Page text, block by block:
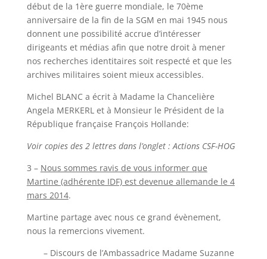
début de la 1ère guerre mondiale, le 70ème
anniversaire de la fin de la SGM en mai 1945 nous
donnent une possibilité accrue d’intéresser
dirigeants et médias afin que notre droit à mener
nos recherches identitaires soit respecté et que les
archives militaires soient mieux accessibles.
Michel BLANC a écrit à Madame la Chancelière
Angela MERKERL et à Monsieur le Président de la
République française François Hollande:
Voir copies des 2 lettres dans l’onglet : Actions CSF-HOG
3 – Nous sommes ravis de vous informer que
Martine (adhérente IDF) est devenue allemande le 4
mars 2014.
Martine partage avec nous ce grand évènement,
nous la remercions vivement.
– Discours de l’Ambassadrice Madame Suzanne